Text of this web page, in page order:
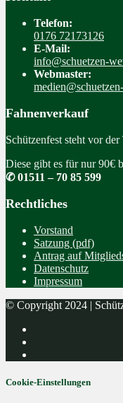
Telefon:
0176 72173126
E-Mail:
info@schuetzen-
Webmaster:
Fahnenverkauf
Schützenfest steht vor
Diese gibt es für nur 90€
✆ 01511 – 70 85 599
Rechtliches
Vorstand
Satzung (pdf)
Antrag auf
Datenschutz
Impressum
© Copyright 2024 |
Cookie-Einstellungen